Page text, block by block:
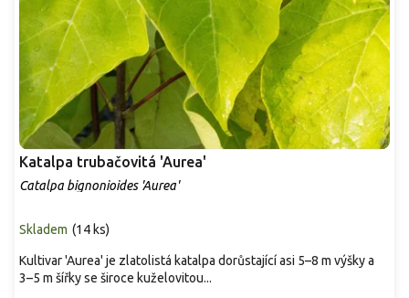
Katalpa trubačovitá 'Aurea'
Catalpa bignonioides 'Aurea'
Skladem (14 ks)
Kultivar 'Aurea' je zlatolistá katalpa dorůstající asi 5–8 m výšky a
3–5 m šířky se široce kuželovitou...